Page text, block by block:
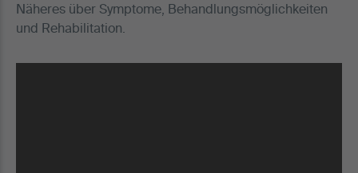
Näheres über Symptome, Behandlungsmöglichkeiten
und Rehabilitation.